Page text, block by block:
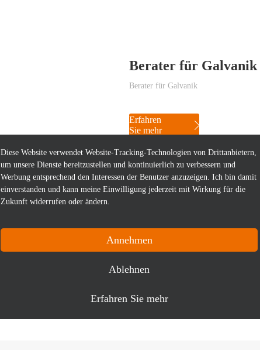
Berater für Galvanik
Berater für Galvanik
Erfahren
Sie mehr
Gewicht pro
Sie mehr
Diese Website verwendet Website-Tracking-Technologien von Drittanbietern,
um unsere Dienste bereitzustellen und kontinuierlich zu verbessern und
Werbung entsprechend den Interessen der Benutzer anzuzeigen. Ich bin damit
einverstanden und kann meine Einwilligung jederzeit mit Wirkung für die
Zukunft widerrufen oder ändern.
Annehmen
Ablehnen
Erfahren Sie mehr